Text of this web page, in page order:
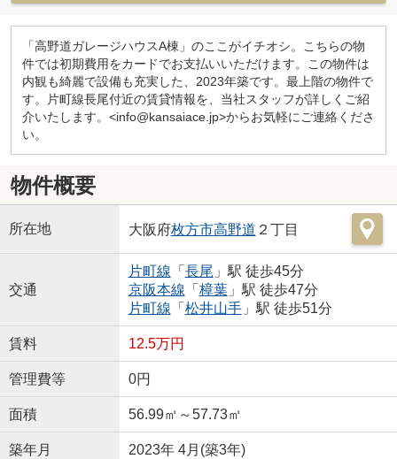
「高野道ガレージハウスA棟」のここがイチオシ。こちらの物
件では初期費用をカードでお支払いいただけます。この物件は
内観も綺麗で設備も充実した、2023年築です。最上階の物件で
す。片町線長尾付近の賃貸情報を、当社スタッフが詳しくご紹
介いたします。<info@kansaiace.jp>からお気軽にご連絡くださ
い。
物件概要
所在地 大阪府枚方市高野道 ２丁目
交通
片町線 「 長尾 」駅 徒歩45分
京阪本線 「 樟葉」駅 徒歩47分
片町線 「 松井山手」駅 徒歩51分
賃料 12.5万円
管理費等 0円
面積 56.99㎡～57.73㎡
築年月 2023年 4月(築3年)